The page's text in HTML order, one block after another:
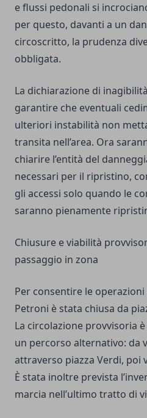
e flussi pedonali si
per questo, davanti a un
circoscritto, la prudenza
obbligata.
La dichiarazione di
garantire che eventuali
ulteriori instabilità non
transita nell’area. Ora
chiarire l’entità del
necessari per il ripristino,
gli accessi solo quando le
saranno pienamente
Chiusure e viabilità
passaggio in zona
Per consentire le
Petroni è stata chiusa da
La circolazione provvisoria
un percorso alternativo: da
attraverso piazza Verdi, poi
È stata inoltre prevista
marcia nell’ultimo tratto di